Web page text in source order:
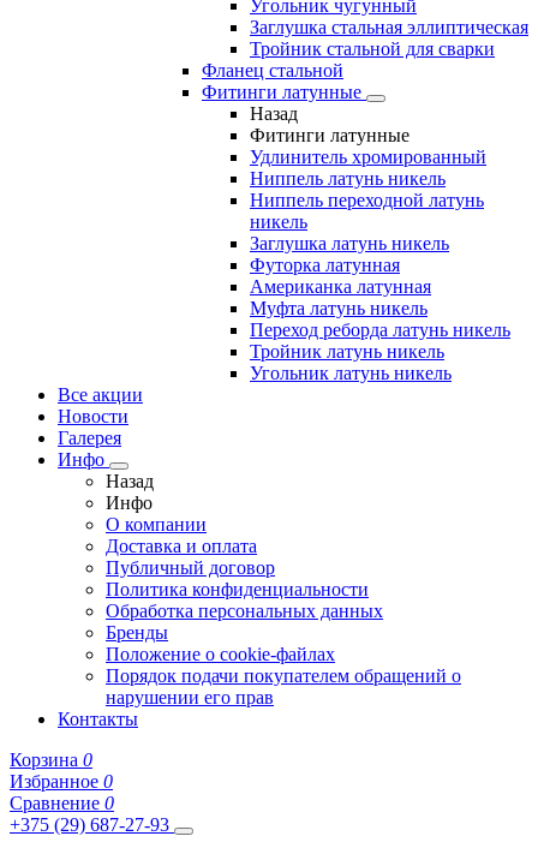
Угольник чугунный
Заглушка стальная эллиптическая
Тройник стальной для сварки
Фланец стальной
Фитинги латунные
Назад
Фитинги латунные
Удлинитель хромированный
Ниппель латунь никель
Ниппель переходной латунь
никель
Заглушка латунь никель
Футорка латунная
Американка латунная
Муфта латунь никель
Переход реборда латунь никель
Тройник латунь никель
Угольник латунь никель
Все акции
Новости
Галерея
Инфо
Назад
Инфо
О компании
Доставка и оплата
Публичный договор
Политика конфиденциальности
Обработка персональных данных
Бренды
Положение о cookie-файлах
Порядок подачи покупателем обращений о
нарушении его прав
Контакты
Корзина 0
Избранное 0
Сравнение 0
+375 (29) 687-27-93